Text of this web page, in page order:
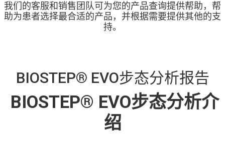
我们的客服和销售团队可为您的产品查询提供帮助，帮
助为患者选择最合适的产品，并根据需要提供其他的支
持。
BIOSTEP® EVO步态分析报告
BIOSTEP® EVO步态分析介
绍